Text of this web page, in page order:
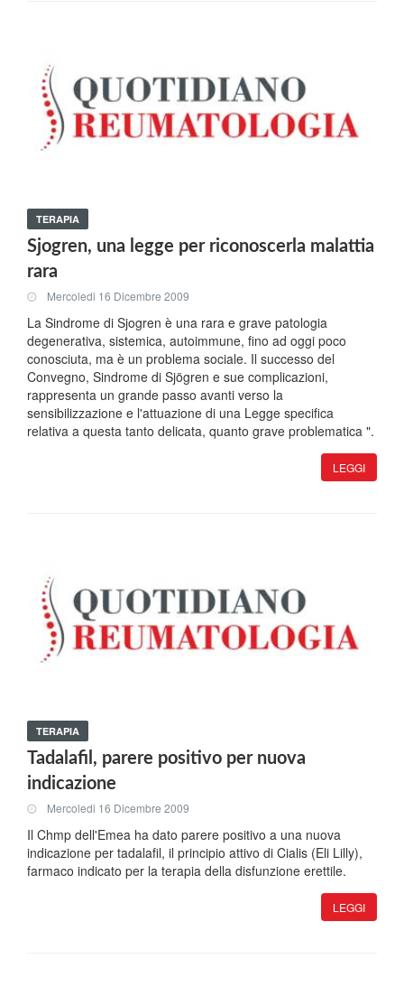
TERAPIA
Sjogren, una legge per riconoscerla malattia
rara
Mercoledi 16 Dicembre 2009
La Sindrome di Sjogren è una rara e grave patologia
degenerativa, sistemica, autoimmune, fino ad oggi poco
conosciuta, ma è un problema sociale. Il successo del
Convegno, Sindrome di Sjögren e sue complicazioni,
rappresenta un grande passo avanti verso la
sensibilizzazione e l'attuazione di una Legge specifica
relativa a questa tanto delicata, quanto grave problematica ".
LEGGI
TERAPIA
Tadalafil, parere positivo per nuova
indicazione
Mercoledi 16 Dicembre 2009
Il Chmp dell'Emea ha dato parere positivo a una nuova
indicazione per tadalafil, il principio attivo di Cialis (Eli Lilly),
farmaco indicato per la terapia della disfunzione erettile.
LEGGI